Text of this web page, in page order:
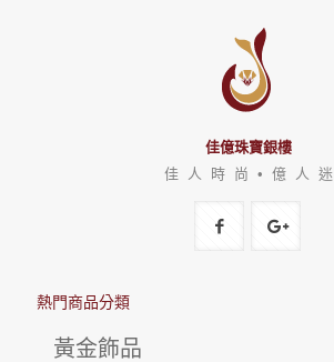
佳億珠寶銀樓
佳 人 時 尚 • 億 人 迷
熱門商品分類
黃金飾品